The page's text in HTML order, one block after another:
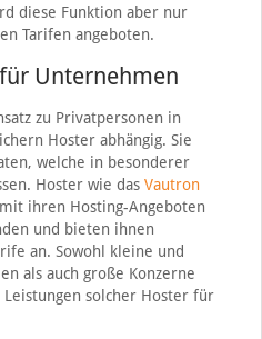
diese Funktion aber nur
Tarifen angeboten.
Unternehmen
zu Privatpersonen in
Hoster abhängig. Sie
welche in besonderer
Hoster wie das Vautron
ihren Hosting-Angeboten
und bieten ihnen
an. Sowohl kleine und
als auch große Konzerne
Leistungen solcher Hoster für